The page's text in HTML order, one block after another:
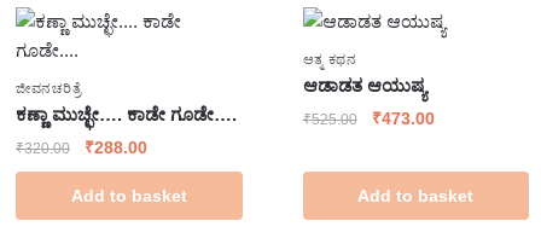
ಜೀವನಚರಿತ್ರೆ
ಕಣ್ಣಾ ಮುಚ್ಛೇ…. ಕಾಡೇ ಗೂಡೇ….
₹320.00 ₹288.00
Add to basket
ಆತ್ಮ ಕಥನ
ಆಡಾಡತ ಆಯುಷ್ಯ
₹525.00 ₹473.00
Add to basket